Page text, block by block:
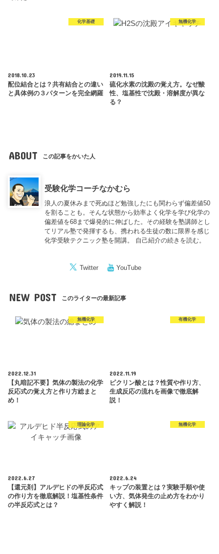
化学基礎
2018.10.23
配位結合とは？共有結合との違い
と具体例の３パターンを完全網羅
無機化学
2019.11.15
硫化水素の沈殿の覚え方。なぜ酸
性、塩基性で沈殿・溶解度が異な
る？
ABOUT この記事をかいた人
受験化学コーチなかむら
浪人の夏休みまで死ぬほど勉強したにも関わらず偏差値50
を割ることも。そんな状態から効率よく化学を学び化学の
偏差値を68まで爆発的に伸ばした。その経験を塾講師とし
てリアル塾で発揮するも、携われる生徒の数に限界を感じ
化学受験テクニック塾を開講。 自己紹介の続きを読む。
Twitter YouTube
NEW POST このライターの最新記事
無機化学
2022.12.31
【丸暗記不要】気体の製法の化学
反応式の覚え方と作り方総まと
め！
有機化学
2022.11.19
ピクリン酸とは？性質や作り方、
生成反応の流れを画像で徹底解
説！
理論化学
2022.6.27
【還元剤】アルデヒドの半反応式
の作り方を徹底解説！塩基性条件
の半反応式とは？
無機化学
2022.6.24
キップの装置とは？実験手順や使
い方、気体発生の止め方をわかり
やすく解説！